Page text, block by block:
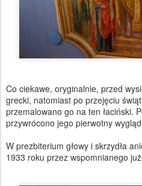
Co ciekawe, oryginalnie, przed
grecki, natomiast po przejęciu
przemalowano go na ten łaciński.
przywrócono jego pierwotny
W prezbiterium głowy i skrzydła
1933 roku przez wspomnianego